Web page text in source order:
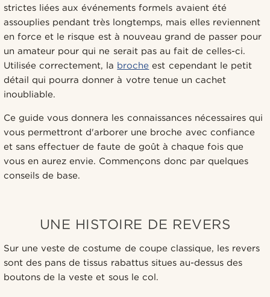
strictes liées aux événements formels avaient été
assouplies pendant très longtemps, mais elles reviennent
en force et le risque est à nouveau grand de passer pour
un amateur pour qui ne serait pas au fait de celles-ci.
Utilisée correctement, la broche est cependant le petit
détail qui pourra donner à votre tenue un cachet
inoubliable.
Ce guide vous donnera les connaissances nécessaires qui
vous permettront d'arborer une broche avec confiance
et sans effectuer de faute de goût à chaque fois que
vous en aurez envie. Commençons donc par quelques
conseils de base.
UNE HISTOIRE DE REVERS
Sur une veste de costume de coupe classique, les revers
sont des pans de tissus rabattus situes au-dessus des
boutons de la veste et sous le col.